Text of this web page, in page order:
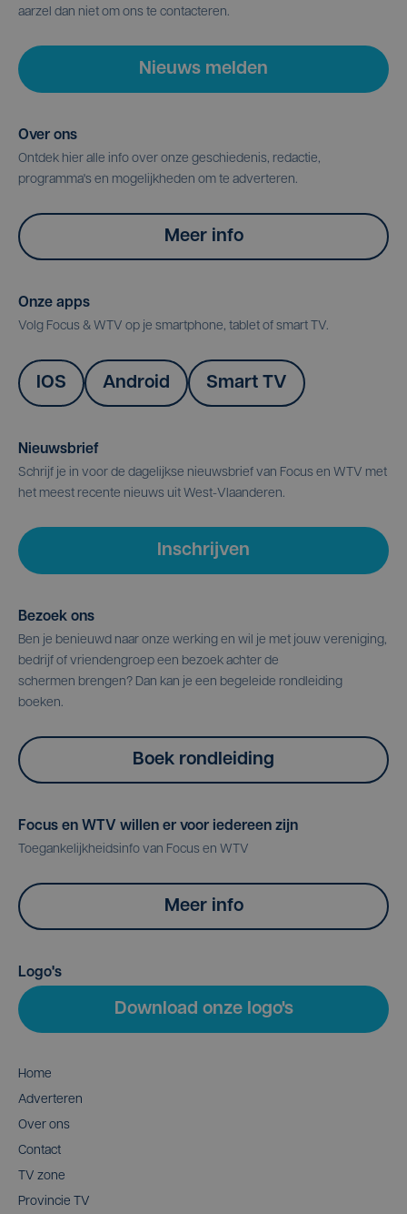
aarzel dan niet om ons te contacteren.
Nieuws melden
Over ons
Ontdek hier alle info over onze geschiedenis, redactie,
programma's en mogelijkheden om te adverteren.
Meer info
Onze apps
Volg Focus & WTV op je smartphone, tablet of smart TV.
IOS Android Smart TV
Nieuwsbrief
Schrijf je in voor de dagelijkse nieuwsbrief van Focus en WTV met
het meest recente nieuws uit West-Vlaanderen.
Inschrijven
Bezoek ons
Ben je benieuwd naar onze werking en wil je met jouw vereniging,
bedrijf of vriendengroep een bezoek achter de
schermen brengen? Dan kan je een begeleide rondleiding
boeken.
Boek rondleiding
Focus en WTV willen er voor iedereen zijn
Toegankelijkheidsinfo van Focus en WTV
Meer info
Logo's
Download onze logo's
Home
Adverteren
Over ons
Contact
TV zone
Provincie TV